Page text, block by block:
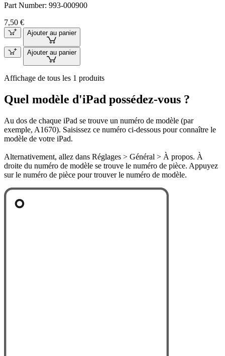
Part Number: 993-000900
7,50 €
Ajouter au panier
Ajouter au panier
Affichage de tous les 1 produits
Quel modèle d'iPad possédez-vous ?
Au dos de chaque iPad se trouve un numéro de modèle (par
exemple, A1670). Saisissez ce numéro ci-dessous pour connaître le
modèle de votre iPad.
Alternativement, allez dans Réglages > Général > À propos. À
droite du numéro de modèle se trouve le numéro de pièce. Appuyez
sur le numéro de pièce pour trouver le numéro de modèle.